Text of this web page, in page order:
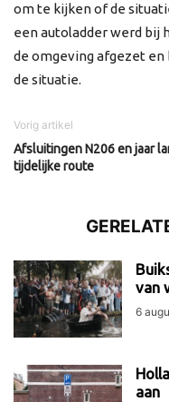
om te kijken of de
een autoladder werd bij
de omgeving afgezet
de situatie.
Vorig artikel
Afsluitingen N206 en jaar
tijdelijke route
van
6
aan